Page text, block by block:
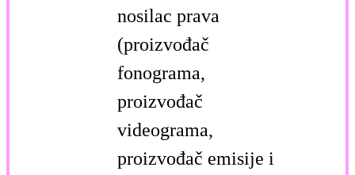
nosilac prava
(proizvođač
fonograma,
proizvođač
videograma,
proizvođač emisije i